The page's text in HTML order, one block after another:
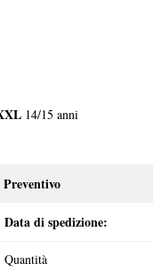
14/15 anni
Preventivo
Data di spedizione:
Quantità